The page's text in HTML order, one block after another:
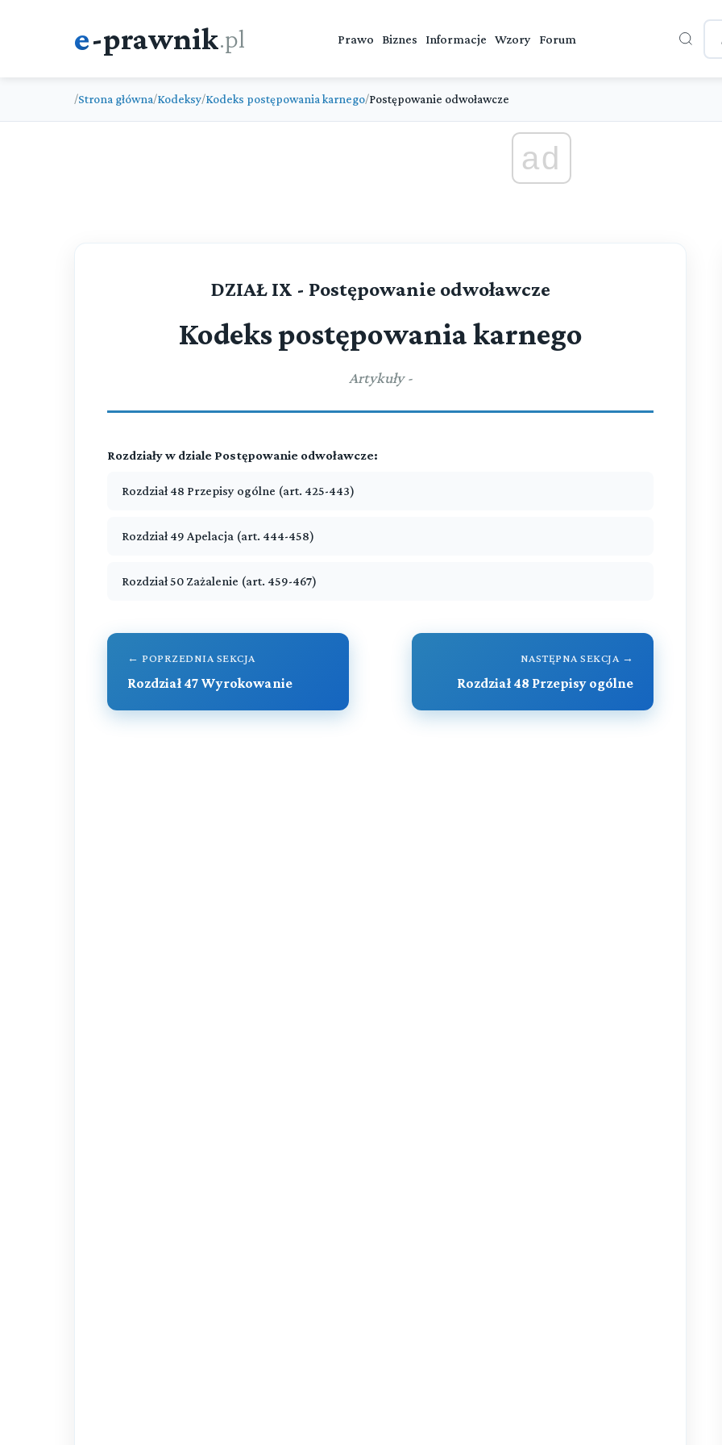
e-prawnik.pl Prawo Biznes Informacje Wzory Forum
/Strona główna/Kodeksy/Kodeks postępowania karnego/Postępowanie odwoławcze
ad
DZIAŁ IX - Postępowanie odwoławcze
Kodeks postępowania karnego
Artykuły -
Rozdziały w dziale Postępowanie odwoławcze:
Rozdział 48 Przepisy ogólne (art. 425-443)
Rozdział 49 Apelacja (art. 444-458)
Rozdział 50 Zażalenie (art. 459-467)
← POPRZEDNIA SEKCJA
Rozdział 47 Wyrokowanie
NASTĘPNA SEKCJA →
Rozdział 48 Przepisy ogólne